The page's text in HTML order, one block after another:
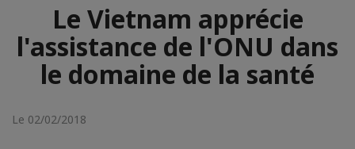
Le Vietnam apprécie
l'assistance de l'ONU dans
le domaine de la santé
Le 02/02/2018